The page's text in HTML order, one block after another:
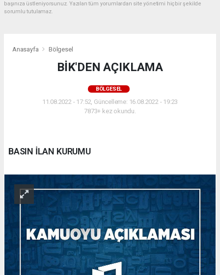
başınıza üstleniyorsunuz. Yazılan tüm yorumlardan site yönetimi hiçbir şekilde
sorumlu tutulamaz.
Anasayfa Bölgesel
BİK'DEN AÇIKLAMA
BÖLGESEL
11.08.2022 - 17:52, Güncelleme: 16.08.2022 - 19:23
7873+ kez okundu.
BASIN İLAN KURUMU